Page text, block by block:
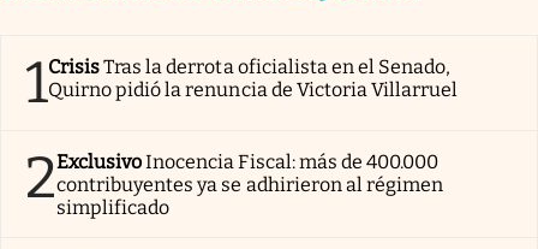
1CrisisTras la derrota oficialista en el Senado,
Quirno pidió la renuncia de Victoria Villarruel
2ExclusivoInocencia Fiscal: más de 400.000
contribuyentes ya se adhirieron al régimen
simplificado